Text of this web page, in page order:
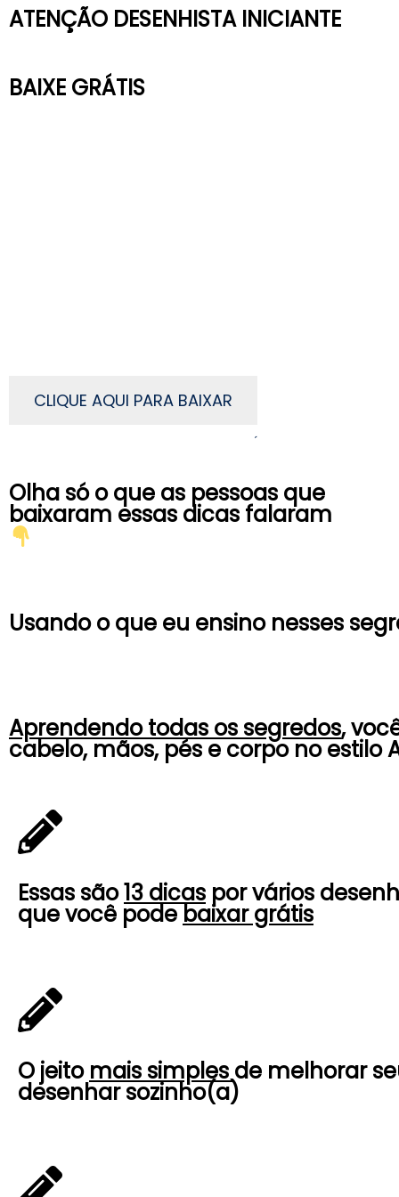
ATENÇÃO DESENHISTA INICIANTE
BAIXE GRÁTIS
CLIQUE AQUI PARA BAIXAR
Olha só o que as pessoas que
baixaram essas dicas falaram
Usando o que eu ensino nesses
Aprendendo todas os segredos,
cabelo, mãos, pés e corpo no estilo
Essas são13 dicas por vários
que você pode baixar grátis
O jeito mais simplesde melhorar
desenhar sozinho(a)